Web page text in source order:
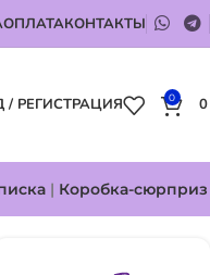
ОПЛАТАКОНТАКТЫ
/ РЕГИСТРАЦИЯ 0
| Коробка-сюрприз